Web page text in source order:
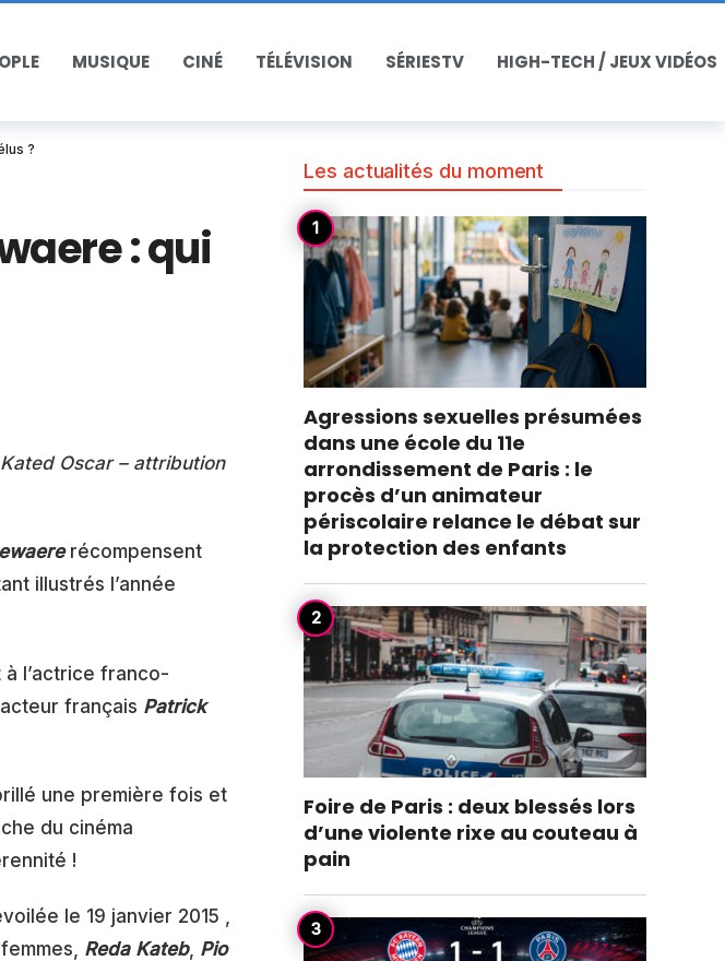
MUSIQUE CINÉ TÉLÉVISION SÉRIESTV HIGH-TECH / JEUX VIDÉOS
?
: qui
Oscar – attribution
récompensent
illustrés l’année
à l’actrice franco-
français Patrick
une première fois et
du cinéma
!
le 19 janvier 2015 ,
Reda Kateb, Pio
Les actualités du moment
Agressions sexuelles présumées
dans une école du 11e
arrondissement de Paris : le
procès d’un animateur
périscolaire relance le débat sur
la protection des enfants
Foire de Paris : deux blessés lors
d’une violente rixe au couteau à
pain